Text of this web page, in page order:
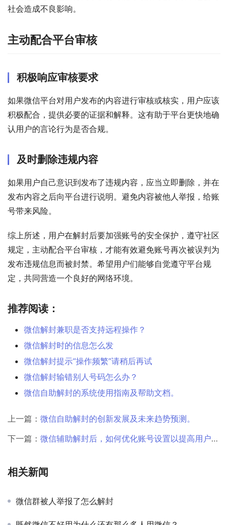
社会造成不良影响。
主动配合平台审核
积极响应审核要求
如果微信平台对用户发布的内容进行审核或核实，用户应该
积极配合，提供必要的证据和解释。这有助于平台更快地确
认用户的言论行为是否合规。
及时删除违规内容
如果用户自己意识到发布了违规内容，应当立即删除，并在
发布内容之后向平台进行说明。避免内容被他人举报，给账
号带来风险。
综上所述，用户在解封后要加强账号的安全保护，遵守社区
规定，主动配合平台审核，才能有效避免账号再次被误判为
发布违规信息而被封禁。希望用户们能够自觉遵守平台规
定，共同营造一个良好的网络环境。
推荐阅读：
微信解封兼职是否支持远程操作？
微信解封时的信息怎么发
微信解封提示“操作频繁”请稍后再试
微信解封输错别人号码怎么办？
微信自助解封的系统使用指南及帮助文档。
上一篇： 微信自助解封的创新发展及未来趋势预测。
下一篇： 微信辅助解封后，如何优化账号设置以提高用户满意度和忠诚度？
相关新闻
微信群被人举报了怎么解封